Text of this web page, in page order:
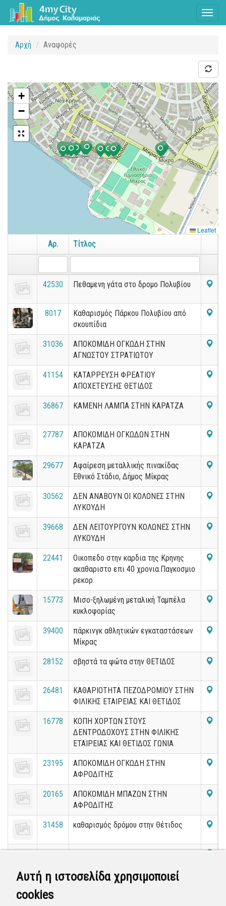
Αυτή η ιστοσελίδα χρησιμοποιεί
cookies
Αρχή Αναφορές
+
−
Leaflet
Αρ. Τίτλος
42530 Πεθαμενη γάτα στο δρομο Πολυβίου
8017
Καθαρισμός Πάρκου Πολυβίου από
σκουπίδια
31036
ΑΠΟΚΟΜΙΔΗ ΟΓΚΩΔΗ ΣΤΗΝ
ΑΓΝΩΣΤΟΥ ΣΤΡΑΤΙΩΤΟΥ
41154
ΚΑΤΑΡΡΕΥΣΗ ΦΡΕΑΤΙΟΥ
ΑΠΟΧΕΤΕΥΣΗΣ ΘΕΤΙΔΟΣ
36867 ΚΑΜΕΝΗ ΛΑΜΠΑ ΣΤΗΝ ΚΑΡΑΤΖΑ
27787
ΑΠΟΚΟΜΙΔΗ ΟΓΚΩΔΩΝ ΣΤΗΝ
ΚΑΡΑΤΖΑ
29677
Αφαίρεση μεταλλικής πινακίδας
Εθνικό Στάδιο, Δήμος Μίκρας
30562
ΔΕΝ ΑΝΑΒΟΥΝ ΟΙ ΚΟΛΟΝΕΣ ΣΤΗΝ
ΛΥΚΟΥΔΗ
39668
ΔΕΝ ΛΕΙΤΟΥΡΓΟΥΝ ΚΟΛΩΝΕΣ ΣΤΗΝ
ΛΥΚΟΥΔΗ
22441
Οικοπεδο στην καρδια της Κρηνης
ακαθαριστο επι 40 χρονια.Παγκοσμιο
ρεκορ.
15773
Μισο-ξηλωμένη μεταλική Ταμπέλα
κυκλοφορίας
39400
πάρκινγκ αθλητικών εγκαταστάσεων
Μίκρας
28152 σβηστά τα φώτα στην ΘΕΤΙΔΟΣ
26481
ΚΑΘΑΡΙΟΤΗΤΑ ΠΕΖΟΔΡΟΜΙΟΥ ΣΤΗΝ
ΦΙΛΙΚΗΣ ΕΤΑΙΡΕΙΑΣ ΚΑΙ ΘΕΤΙΔΟΣ
16778
ΚΟΠΗ ΧΟΡΤΩΝ ΣΤΟΥΣ
ΔΕΝΤΡΟΔΟΧΟΥΣ ΣΤΗΝ ΦΙΛΙΚΗΣ
ΕΤΑΙΡΕΙΑΣ ΚΑΙ ΘΕΤΙΔΟΣ ΓΩΝΙΑ
23195
ΑΠΟΚΟΜΙΔΗ ΟΓΚΩΔΗ ΣΤΗΝ
ΑΦΡΟΔΙΤΗΣ
20165
ΑΠΟΚΟΜΙΔΗ ΜΠΑΖΩΝ ΣΤΗΝ
ΑΦΡΟΔΙΤΗΣ
31458 καθαρισμός δρόμου στην Θέτιδος
20494
ΚΛΑΔΕΜΑ ΚΛΑΔΙΩΝ ΣΤΗΝ ΦΙΛΙΚΗΣ
24082
ΕΠΑΝΕΛΕΓΧΟΣ ΓΙΑ ΚΟΠΗ ΔΕΝΤΡΟΥ ή